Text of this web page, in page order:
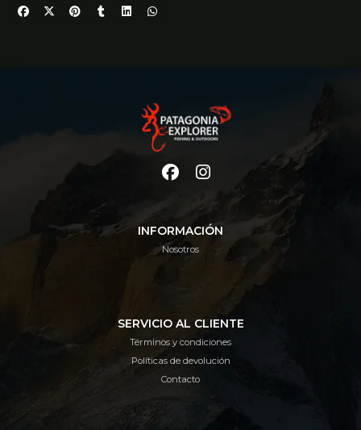
INFORMACIÓN
Nosotros
SERVICIO AL CLIENTE
Términos y condiciones
Políticas de devolución
Contacto